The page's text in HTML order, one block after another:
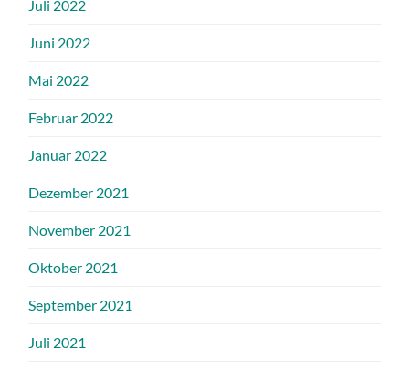
Juli 2022
Juni 2022
Mai 2022
Februar 2022
Januar 2022
Dezember 2021
November 2021
Oktober 2021
September 2021
Juli 2021